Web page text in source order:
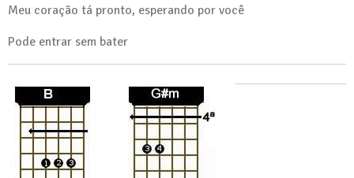
Meu coração tá pronto, esperando por você
Pode entrar sem bater